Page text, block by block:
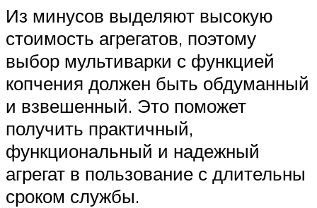
Из минусов выделяют высокую
стоимость агрегатов, поэтому
выбор мультиварки с функцией
копчения должен быть обдуманный
и взвешенный. Это поможет
получить практичный,
функциональный и надежный
агрегат в пользование с длительны
сроком службы.